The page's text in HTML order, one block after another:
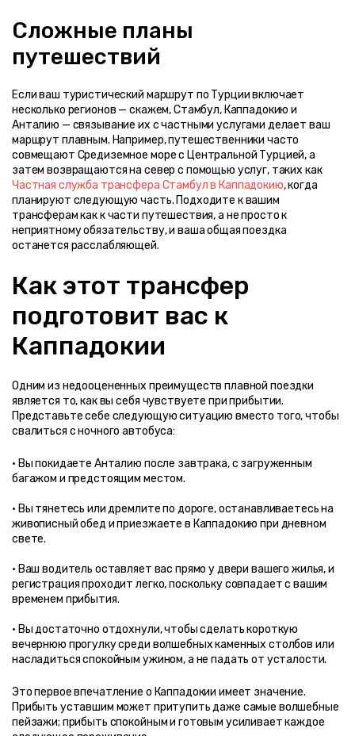
Сложные планы
путешествий
Если ваш туристический маршрут по Турции включает
несколько регионов — скажем, Стамбул, Каппадокию и
Анталию — связывание их с частными услугами делает ваш
маршрут плавным. Например, путешественники часто
совмещают Средиземное море с Центральной Турцией, а
затем возвращаются на север с помощью услуг, таких как
Частная служба трансфера Стамбул в Каппадокию, когда
планируют следующую часть. Подходите к вашим
трансферам как к части путешествия, а не просто к
неприятному обязательству, и ваша общая поездка
останется расслабляющей.
Как этот трансфер
подготовит вас к
Каппадокии
Одним из недооцененных преимуществ плавной поездки
является то, как вы себя чувствуете при прибытии.
Представьте себе следующую ситуацию вместо того, чтобы
свалиться с ночного автобуса:
• Вы покидаете Анталию после завтрака, с загруженным
• Вы тянетесь или дремлите по дороге, останавливаетесь на
живописный обед и приезжаете в Каппадокию при дневном
• Ваш водитель оставляет вас прямо у двери вашего жилья, и
регистрация проходит легко, поскольку совпадает с вашим
• Вы достаточно отдохнули, чтобы сделать короткую
вечернюю прогулку среди волшебных каменных столбов или
насладиться спокойным ужином, а не падать от усталости.
Это первое впечатление о Каппадокии имеет значение.
Прибыть уставшим может притупить даже самые волшебные
пейзажи; прибыть спокойным и готовым усиливает каждое